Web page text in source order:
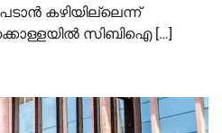
കഴിയില്ലെന്ന്
സിബിഐ […]